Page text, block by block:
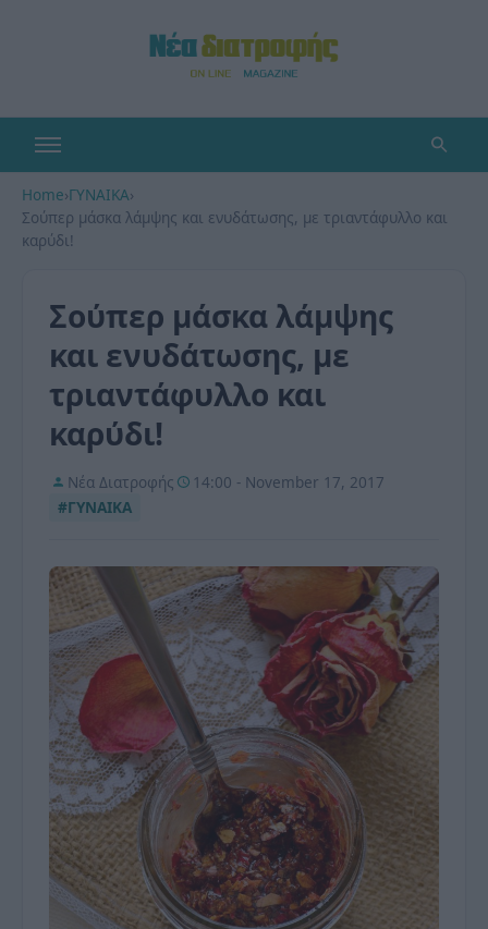
Home›ΓΥΝΑΙΚΑ›
Σούπερ μάσκα λάμψης και ενυδάτωσης, με τριαντάφυλλο και
καρύδι!
Σούπερ μάσκα λάμψης
και ενυδάτωσης, με
τριαντάφυλλο και
καρύδι!
Νέα Διατροφής
14:00 - November 17, 2017
#ΓΥΝΑΙΚΑ